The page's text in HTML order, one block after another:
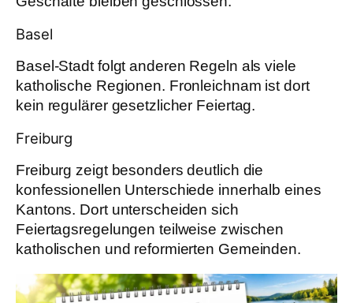
Basel
Basel-Stadt folgt anderen Regeln als viele
katholische Regionen. Fronleichnam ist dort
kein regulärer gesetzlicher Feiertag.
Freiburg
Freiburg zeigt besonders deutlich die
konfessionellen Unterschiede innerhalb eines
Kantons. Dort unterscheiden sich
Feiertagsregelungen teilweise zwischen
katholischen und reformierten Gemeinden.